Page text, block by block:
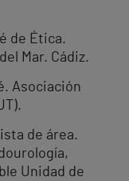
de Ética.
Mar. Cádiz.
Asociación
de área.
Unidad de